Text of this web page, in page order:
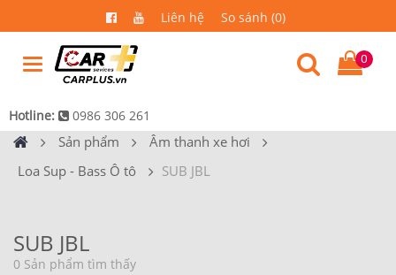
Liên hệ So sánh (0)
0
Hotline: 0986 306 261
Sản phẩm
Âm thanh xe hơi
Loa Sup - Bass Ô tô
SUB JBL
SUB JBL
0 Sản phẩm tìm thấy